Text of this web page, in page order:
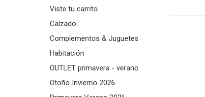
Viste tu carrito
Calzado
Complementos & Juguetes
Habitación
OUTLET primavera - verano
Otoño Invierno 2026